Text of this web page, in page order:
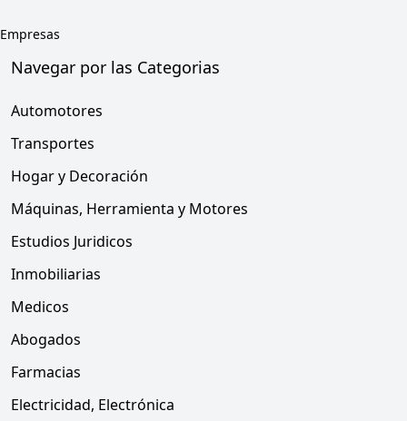
Empresas
Navegar por las Categorias
Automotores
Transportes
Hogar y Decoración
Máquinas, Herramienta y Motores
Estudios Juridicos
Inmobiliarias
Medicos
Abogados
Farmacias
Electricidad, Electrónica